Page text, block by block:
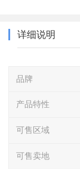
详细说明
品牌
产品特性
可售区域
可售卖地